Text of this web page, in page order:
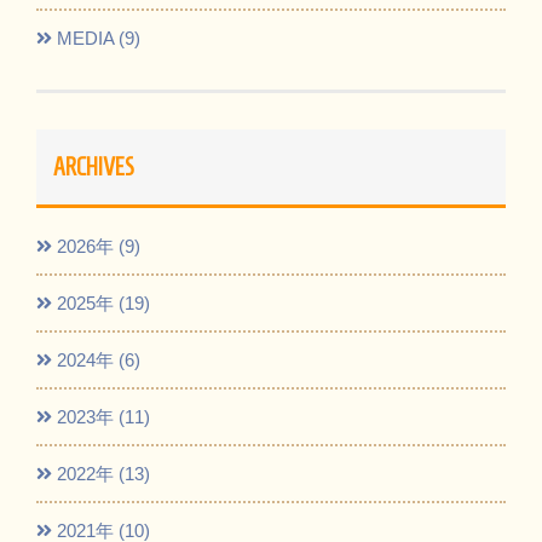
MEDIA (9)
ARCHIVES
2026年 (9)
2025年 (19)
2024年 (6)
2023年 (11)
2022年 (13)
2021年 (10)